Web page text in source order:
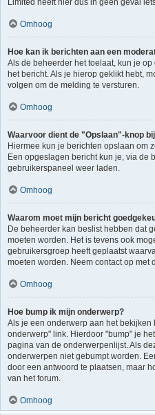
Limited heeft hier dus in geen geval
Omhoog
Hoe kan ik berichten aan een
Als de beheerder het toelaat, kun je
het bericht. Als je hierop geklikt hebt,
volgen om de melding te versturen.
Omhoog
Waarvoor dient de "Opslaan"-knop
Hiermee kun je berichten opslaan om
Een opgeslagen bericht kun je, via de
gebruikerspaneel weer laden.
Omhoog
Waarom moet mijn bericht
De beheerder kan beslist hebben dat
moeten worden. Het is tevens ook
gebruikersgroep heeft geplaatst
moeten worden. Neem contact op met
Omhoog
Hoe bump ik mijn onderwerp?
Als je een onderwerp aan het
onderwerp" link. Hierdoor "bump" je
pagina van de onderwerpenlijst. Als
onderwerpen niet gebumpt worden.
door een antwoord te plaatsen, maar
van het forum.
Omhoog